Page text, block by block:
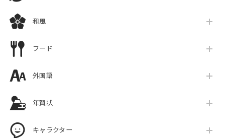
和風
フード
外国語
年賀状
キャラクター